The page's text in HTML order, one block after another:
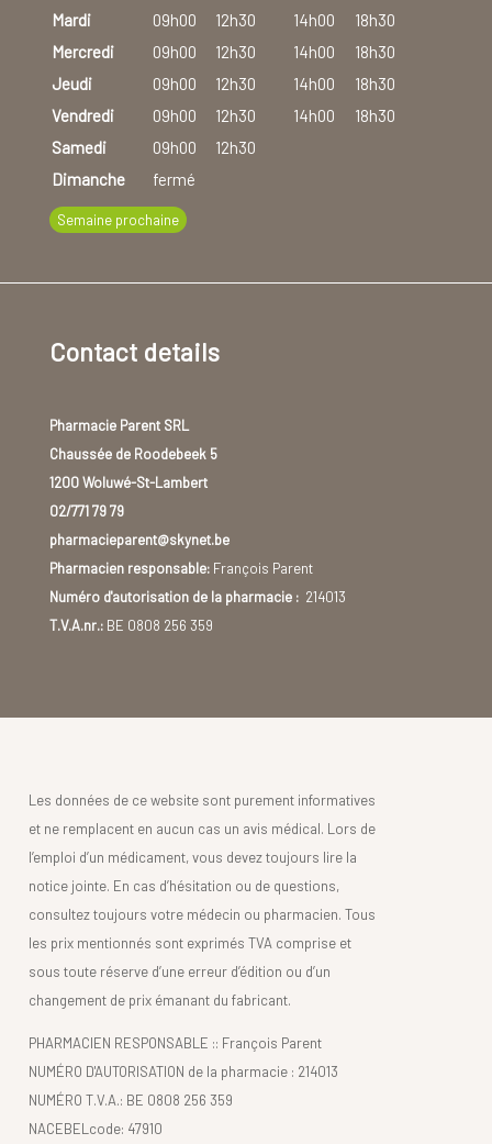
Mardi
09h00 12h30 14h00
18h30
Mercredi
09h00 12h30 14h00
18h30
Jeudi
09h00 12h30 14h00
18h30
Vendredi
09h00 12h30 14h00
18h30
Samedi
09h00
12h30
Dimanche
fermé
Semaine prochaine
Contact details
Pharmacie Parent SRL
Chaussée de Roodebeek 5
1200 Woluwé-St-Lambert
02/771 79 79
pharmacieparent@skynet.be
Pharmacien responsable:François Parent
Numéro d'autorisation de la pharmacie :214013
T.V.A.nr.:BE 0808 256 359
Les données de ce website sont purement informatives
et ne remplacent en aucun cas un avis médical. Lors de
l’emploi d’un médicament, vous devez toujours lire la
notice jointe. En cas d’hésitation ou de questions,
consultez toujours votre médecin ou pharmacien. Tous
les prix mentionnés sont exprimés TVA comprise et
sous toute réserve d’une erreur d’édition ou d’un
changement de prix émanant du fabricant.
PHARMACIEN RESPONSABLE :: François Parent
NUMÉRO D'AUTORISATION de la pharmacie : 214013
NUMÉRO T.V.A.: BE 0808 256 359
NACEBELcode: 47910